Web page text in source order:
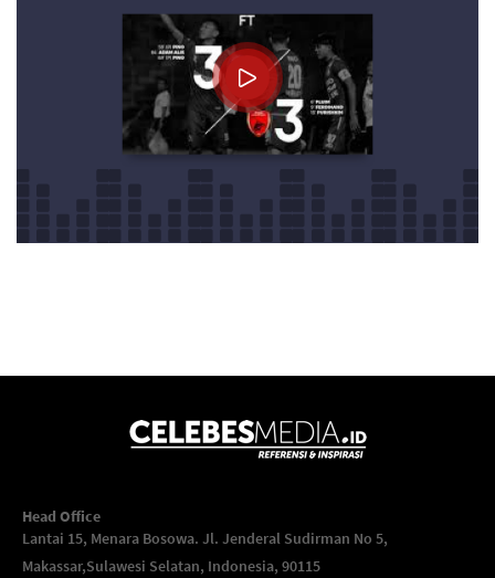
Head Office
Lantai 15, Menara Bosowa. Jl. Jenderal Sudirman No 5,
Makassar,Sulawesi Selatan, Indonesia, 90115